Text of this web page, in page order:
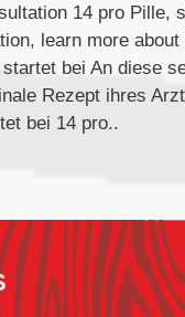
14 pro Pille,
learn more
bei An diese
Rezept ihres
bei 14 pro..